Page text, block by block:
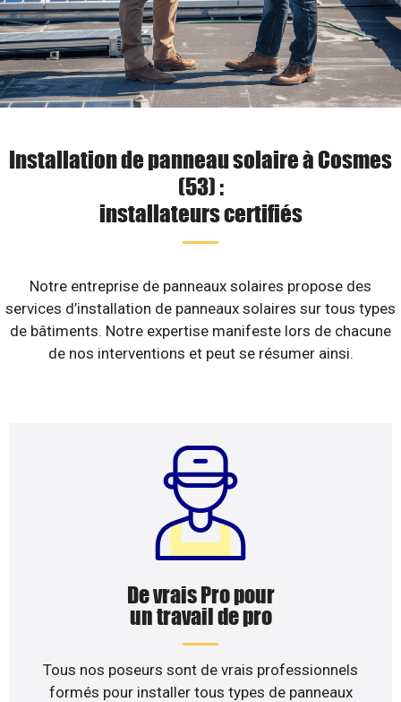
Installation de panneau solaire à Cosmes
(53) :
installateurs certifiés
Notre entreprise de panneaux solaires propose des
services d’installation de panneaux solaires sur tous types
de bâtiments. Notre expertise manifeste lors de chacune
de nos interventions et peut se résumer ainsi.
De vrais Pro pour
un travail de pro
Tous nos poseurs sont de vrais professionnels
formés pour installer tous types de panneaux